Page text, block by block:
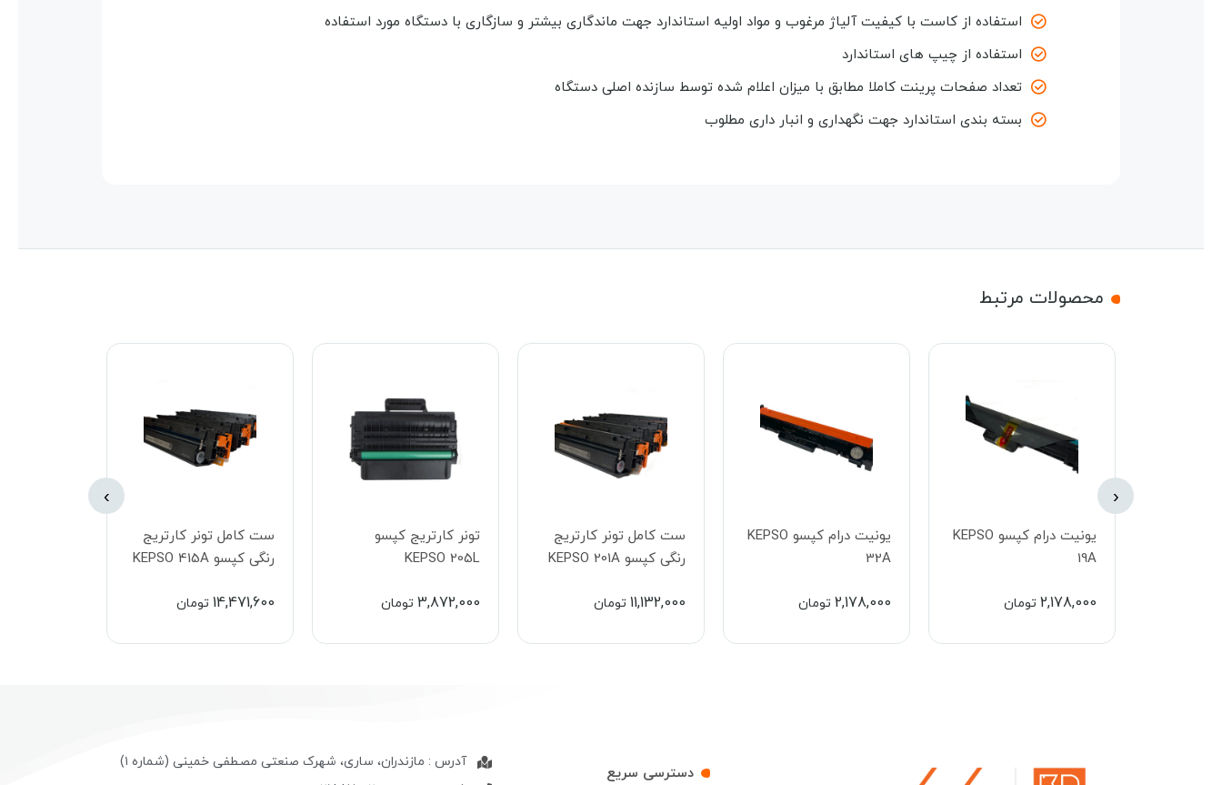
استفاده از کاست با کیفیت آلیاژ مرغوب و مواد اولیه استاندارد جهت ماندگاری بیشتر و سازگاری با دستگاه مورد استفاده
استفاده از چیپ های استاندارد
تعداد صفحات پرینت کاملا مطابق با میزان اعلام شده توسط سازنده اصلی دستگاه
بسته بندی استاندارد جهت نگهداری و انبار داری مطلوب
محصولات مرتبط
یونیت درام کپسو KEPSO
19A
2,178,000 تومان
یونیت درام کپسو KEPSO
32A
2,178,000 تومان
ست کامل تونر کارتریج
رنگی کپسو KEPSO 201A
11,132,000 تومان
تونر کارتریج کپسو
KEPSO 205L
3,872,000 تومان
ست کامل تونر کارتریج
رنگی کپسو KEPSO 415A
14,471,600 تومان
‹
›
دسترسی سریع
آدرس : مازندران، ساری، شهرک صنعتی مصطفی خمینی (شماره ۱)